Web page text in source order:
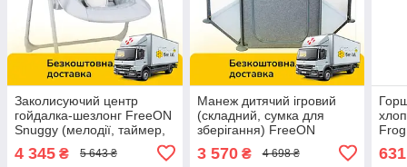
Заколисуючий центр
гойдалка-шезлонг FreeON
Snuggy (мелодії, таймер,
5 швидкостей) Stars light
grey Сірий
4 345 ₴ 5 643 ₴
Манеж дитячий ігровий
(складний, сумка для
зберігання) FreeON
Сірий
3 570₴ 4 698 ₴ 631